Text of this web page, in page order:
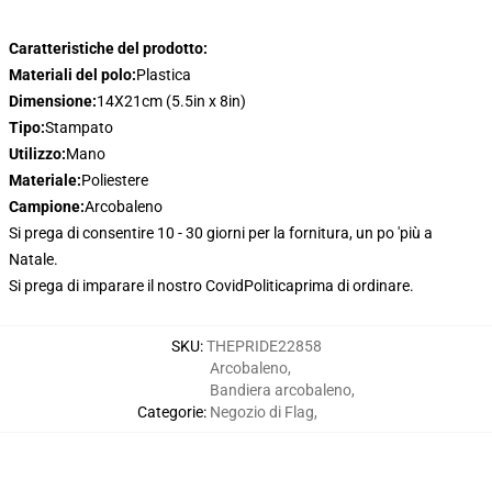
Caratteristiche del prodotto:
Materiali del polo:Plastica
Dimensione:14X21cm (5.5in x 8in)
Tipo:Stampato
Utilizzo:Mano
Materiale:Poliestere
Campione:Arcobaleno
Si prega di consentire 10 - 30 giorni per la fornitura, un po 'più a
Natale.
Si prega di imparare il nostro CovidPoliticaprima di ordinare.
SKU:THEPRIDE22858
Categorie:
Arcobaleno,
Bandiera arcobaleno,
Negozio di Flag,